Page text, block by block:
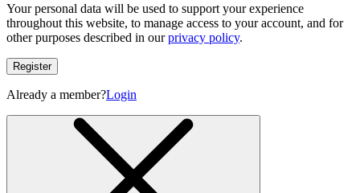
Your personal data will be used to support your experience
throughout this website, to manage access to your account, and for
other purposes described in ourprivacy policy.
Register
Already a member?Login